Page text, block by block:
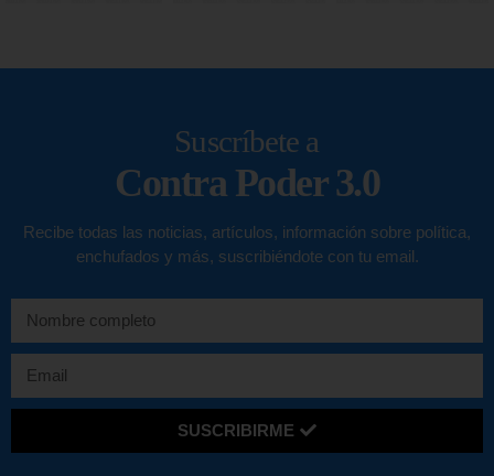
Suscríbete a
Contra Poder 3.0
Recibe todas las noticias, artículos, información sobre política,
enchufados y más, suscribiéndote con tu email.
SUSCRIBIRME